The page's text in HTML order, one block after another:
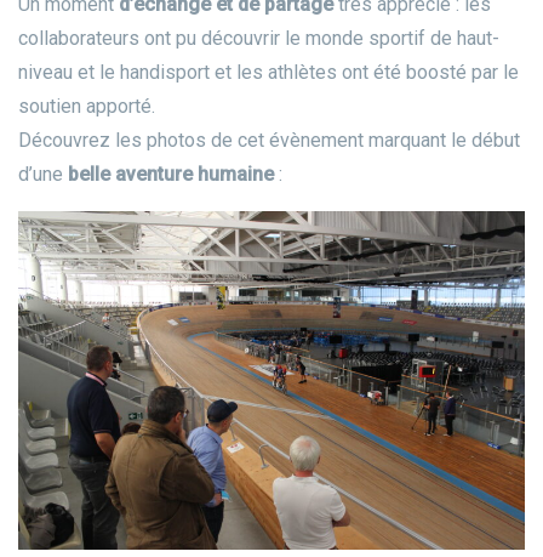
collaborateurs ont pu découvrir le monde sportif de haut-
niveau et le handisport et les athlètes ont été boosté par le
soutien apporté.
Découvrez les photos de cet évènement marquant le début
d’une belle aventure humaine: